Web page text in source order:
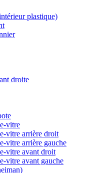
plastique)
droite
vitre
vitre arrière droit
vitre arrière gauche
vitre avant droit
vitre avant gauche